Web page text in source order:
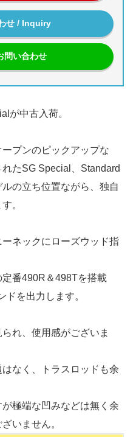
せ / Inquiry
問い合わせ
が中古入荷。
プンのピックアップな
たSG Special、Standard
の立ち位置ながら、独自
。
ネックにローズウッド指
番490R＆498Tを搭載
ドを出力します。
れ、使用感がございま
なく、トラスロッドも余
極端な凹みなどは無く余
いません。